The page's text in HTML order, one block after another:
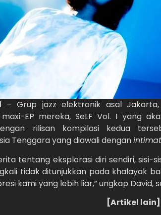
– Grup jazz elektronik asal
EP mereka, SeLF Vol. I yang
rilisan kompilasi kedua
Tenggara yang diawali dengan
tentang eksplorasi diri sendiri,
tidak ditunjukkan pada khalayak
kami yang lebih liar,” ungkap David,
[Artikel lain]